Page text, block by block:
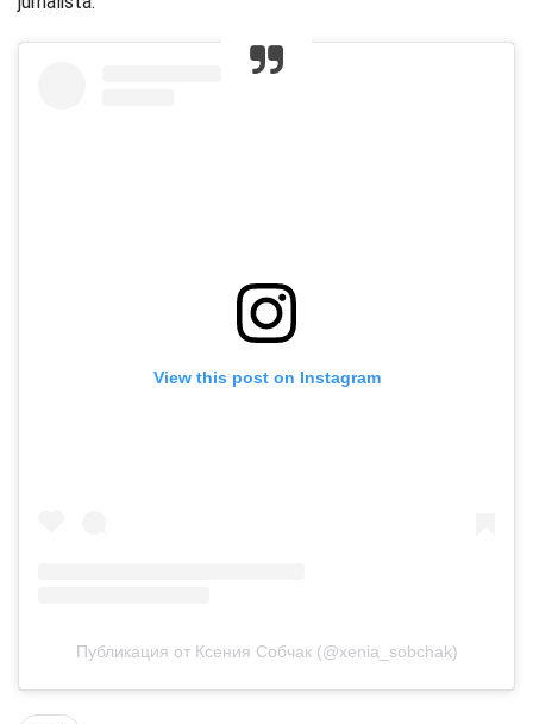
View this post on Instagram
Публикация от Ксения Собчак (@xenia_sobchak)